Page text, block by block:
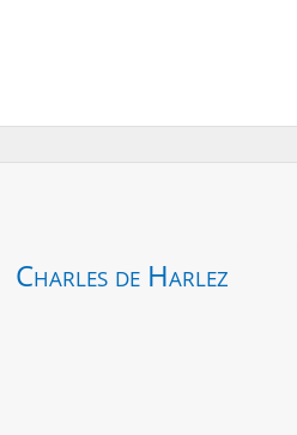
Charles de Harlez